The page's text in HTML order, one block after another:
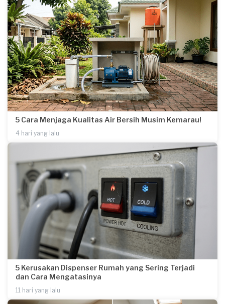
5 Cara Menjaga Kualitas Air Bersih Musim Kemarau!
4 hari yang lalu
5 Kerusakan Dispenser Rumah yang Sering Terjadi
dan Cara Mengatasinya
11 hari yang lalu